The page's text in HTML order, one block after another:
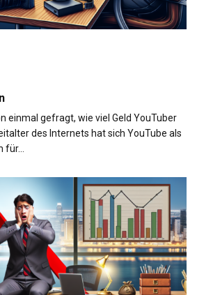
einmal gefragt, wie viel Geld YouTuber
des Internets hat sich YouTube als